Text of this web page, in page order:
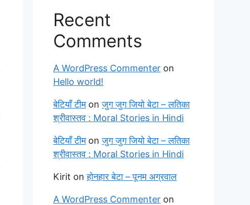
Recent
Comments
A WordPress Commenter on
Hello world!
बेटियाँ टीमonजुग जुग जियो बेटा – लतिका
श्रीवास्तव : Moral Stories in Hindi
बेटियाँ टीमonजुग जुग जियो बेटा – लतिका
श्रीवास्तव : Moral Stories in Hindi
Kirit onहोनहार बेटा – पूनम अग्रवाल
A WordPress Commenter on